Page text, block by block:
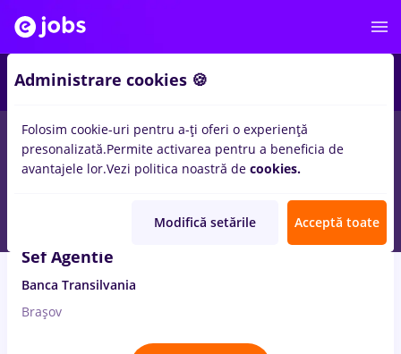
locuri de muncasef santier in Banci
Sef Agentie
Banca Transilvania
Brașov
Administrare cookies 🍪
Folosim cookie-uri pentru a-ți oferi o experiență
presonalizată.Permite activarea pentru a beneficia de
avantajele lor.Vezi politica noastră de cookies.
Modifică setările Acceptă toate